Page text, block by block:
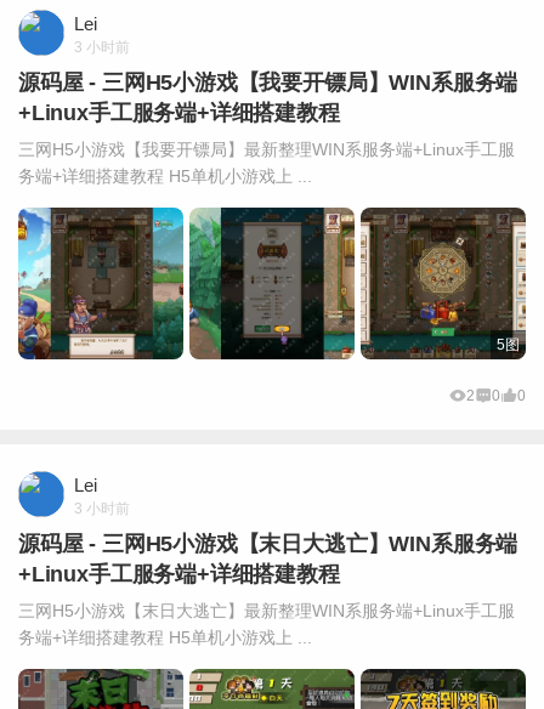
Lei
3 小时前
源码屋 - 三网H5小游戏【我要开镖局】WIN系服务端
+Linux手工服务端+详细搭建教程
三网H5小游戏【我要开镖局】最新整理WIN系服务端+Linux手工服
务端+详细搭建教程 H5单机小游戏上 ...
5图
2 0 0
Lei
3 小时前
源码屋 - 三网H5小游戏【末日大逃亡】WIN系服务端
+Linux手工服务端+详细搭建教程
三网H5小游戏【末日大逃亡】最新整理WIN系服务端+Linux手工服
务端+详细搭建教程 H5单机小游戏上 ...